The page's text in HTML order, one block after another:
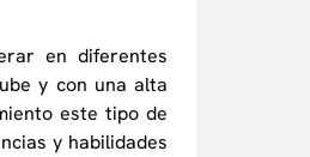
en diferentes
y con una alta
este tipo de
y habilidades